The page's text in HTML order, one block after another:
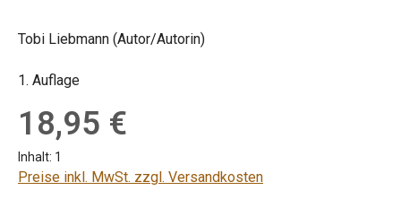
Tobi Liebmann (Autor/Autorin)
1. Auflage
Regulärer Preis:
18,95 €
Inhalt: 1
Preise inkl. MwSt. zzgl. Versandkosten